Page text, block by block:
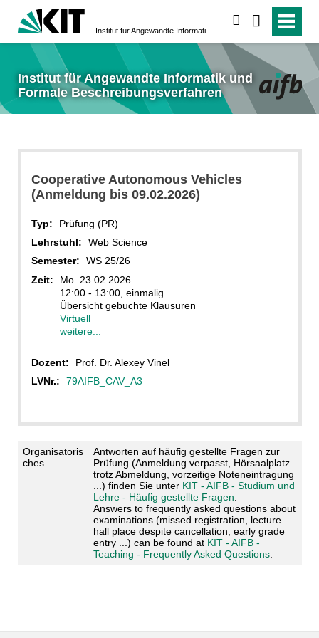
Institut für Angewandte Informatik und
Formale Beschreibungsverfahren
Cooperative Autonomous Vehicles
(Anmeldung bis 09.02.2026)
Typ:
Prüfung (PR)
Lehrstuhl:
Web Science
Semester:
WS 25/26
Zeit:
Mo. 23.02.2026
12:00 - 13:00, einmalig
Übersicht gebuchte Klausuren
Virtuell
weitere...
Dozent:
Prof. Dr. Alexey Vinel
LVNr.:
79AIFB_CAV_A3
Organisatoris
ches
Antworten auf häufig gestellte Fragen zur
Prüfung (Anmeldung verpasst, Hörsaalplatz
trotz Abmeldung, vorzeitige Noteneintragung
...) finden Sie unter KIT - AIFB - Studium und
Lehre - Häufig gestellte Fragen.
Answers to frequently asked questions about
examinations (missed registration, lecture
hall place despite cancellation, early grade
entry ...) can be found at KIT - AIFB -
Teaching - Frequently Asked Questions.